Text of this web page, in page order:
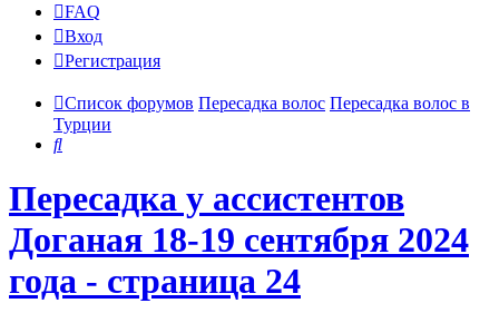
FAQ
Вход
Регистрация
Список форумов Пересадка волос Пересадка волос в
Турции
Поиск
Пересадка у ассистентов
Доганая 18-19 сентября 2024
года - страница 24